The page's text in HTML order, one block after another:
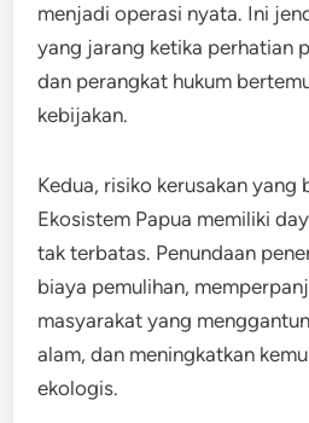
menjadi operasi nyata. Ini
yang jarang ketika perhatian
dan perangkat hukum
kebijakan.
Kedua, risiko kerusakan yang
Ekosistem Papua memiliki
tak terbatas. Penundaan
biaya pemulihan,
masyarakat yang
alam, dan meningkatkan
ekologis.